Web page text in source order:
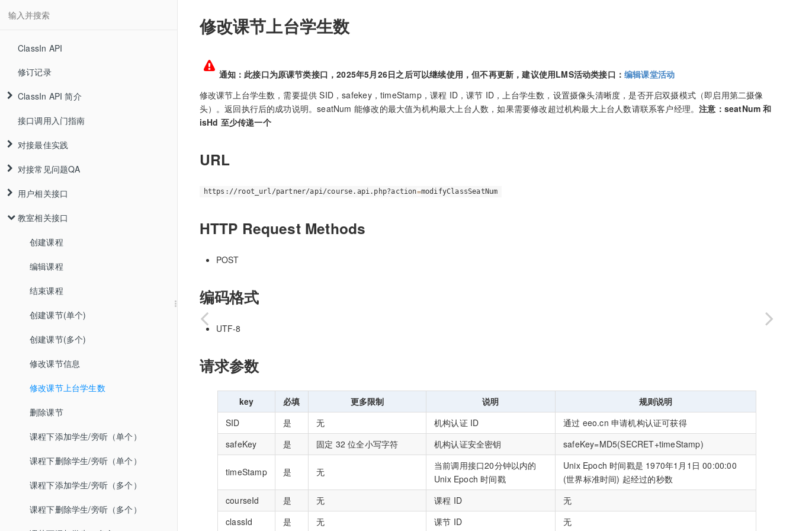
ClassIn API
修订记录
ClassIn API 简介
接口调用入门指南
对接最佳实践
对接常见问题QA
用户相关接口
教室相关接口
创建课程
编辑课程
结束课程
创建课节(单个)
创建课节(多个)
修改课节信息
修改课节上台学生数
删除课节
课程下添加学生/旁听（单个）
课程下删除学生/旁听（单个）
课程下添加学生/旁听（多个）
课程下删除学生/旁听（多个）
修改课节上台学生数
通知：此接口为原课节类接口，2025年5月26日之后可以继续使用，但不再更新，建议使用LMS活动类接口： 编辑课堂活动
修改课节上台学生数，需要提供 SID，safekey，timeStamp，课程 ID，课节 ID，上台学生数，设置摄像头清晰度，是否开启双摄模式（即启用第二摄像
头）。返回执行后的成功说明。seatNum 能修改的最大值为机构最大上台人数，如果需要修改超过机构最大上台人数请联系客户经理。注意：seatNum 和
isHd 至少传递一个
URL
https://root_url/partner/api/course.api.php?action=modifyClassSeatNum
HTTP Request Methods
POST
编码格式
UTF-8
请求参数
key 必填 更多限制 说明
规则说明
SID
是 无 机构认证 ID
通过 eeo.cn 申请机构认证可获得
safeKey
是 固定 32 位全小写字符 机构认证安全密钥 safeKey=MD5(SECRET+timeStamp)
timeStamp 是 无
当前调用接口20分钟以内的
Unix Epoch 时间戳
Unix Epoch 时间戳是 1970年1月1日 00:00:00
(世界标准时间) 起经过的秒数
courseId
是 无 课程 ID
无
classId
是 无 课节 ID 无